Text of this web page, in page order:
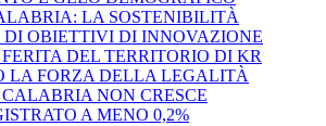
LA SOSTENIBILITÀ
DI OBIETTIVI DI INNOVAZIONE
DEL TERRITORIO DI KR
LA FORZA DELLA LEGALITÀ
NON CRESCE
A MENO 0,2%